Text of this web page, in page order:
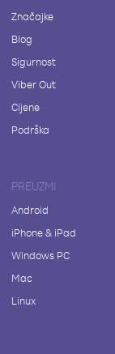
Značajke
Blog
Sigurnost
Viber Out
Cijene
Podrška
PREUZMI
Android
iPhone & iPad
Windows PC
Mac
Linux